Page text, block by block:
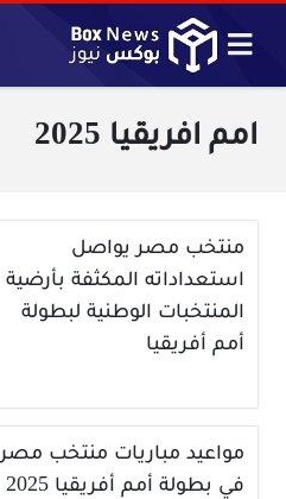
امم افريقيا 2025
منتخب مصر يواصل
استعداداته المكثفة بأرضية
المنتخبات الوطنية لبطولة
أمم أفريقيا
مواعيد مباريات منتخب مصر
في بطولة أمم أفريقيا 2025